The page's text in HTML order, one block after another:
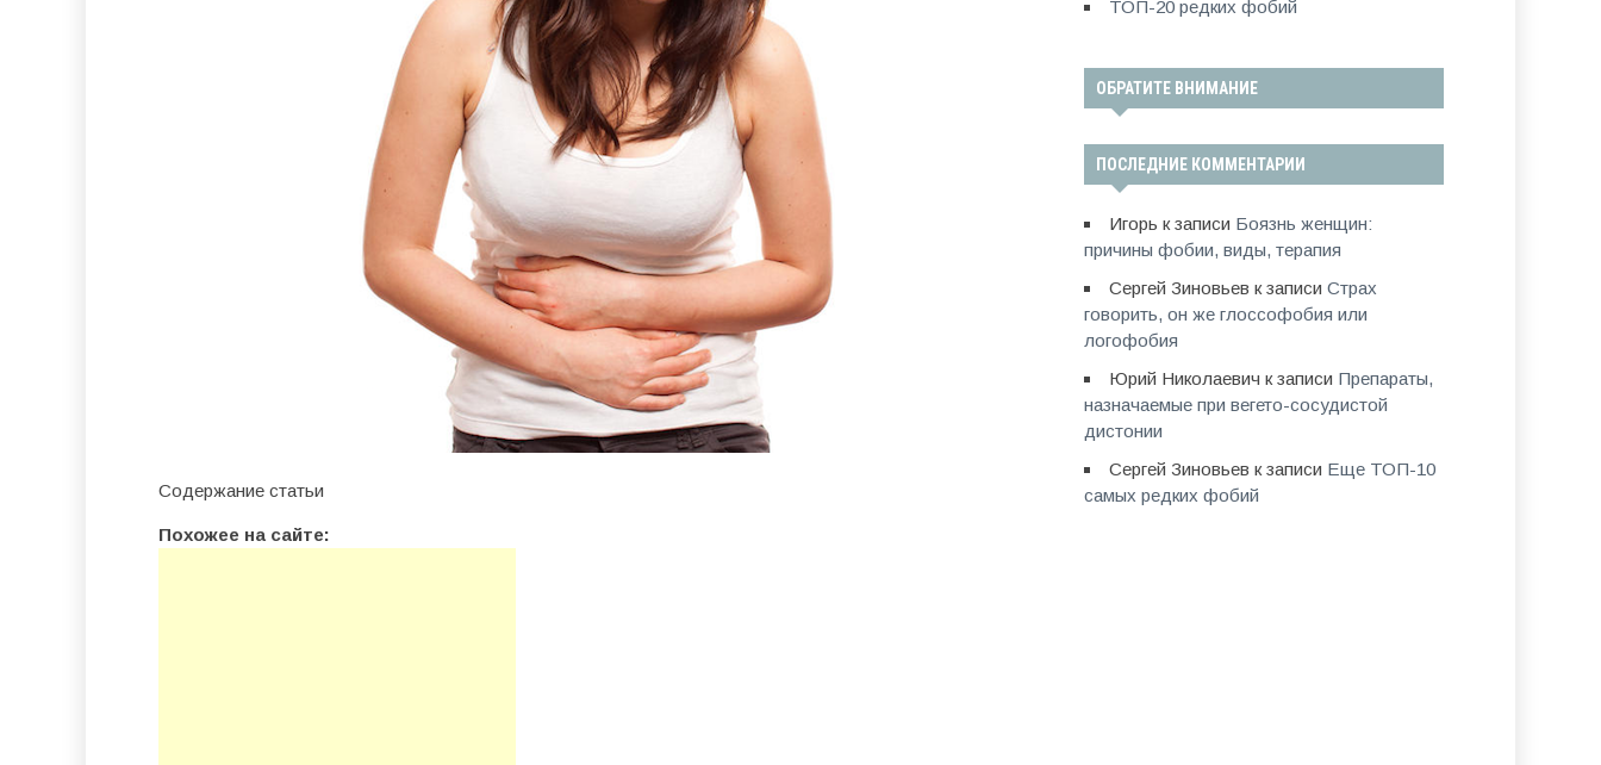
Содержание статьи
Похожее на сайте:
ТОП-20 редких фобий
ОБРАТИТЕ ВНИМАНИЕ
ПОСЛЕДНИЕ КОММЕНТАРИИ
Игорь к записи Боязнь женщин:
причины фобии, виды, терапия
Сергей Зиновьев к записи Страх
говорить, он же глоссофобия или
логофобия
Юрий Николаевич к записи Препараты,
назначаемые при вегето-сосудистой
дистонии
Сергей Зиновьев к записи Еще ТОП-10
самых редких фобий